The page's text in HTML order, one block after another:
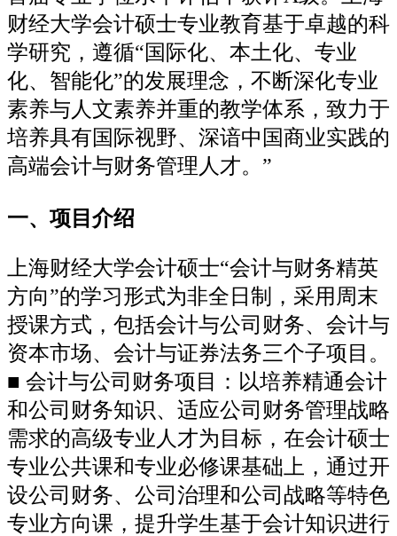
财经大学会计硕士专业教育基于卓越的科
学研究，遵循“国际化、本土化、专业
化、智能化”的发展理念，不断深化专业
素养与人文素养并重的教学体系，致力于
培养具有国际视野、深谙中国商业实践的
高端会计与财务管理人才。”
一、项目介绍
上海财经大学会计硕士“会计与财务精英
方向”的学习形式为非全日制，采用周末
授课方式，包括会计与公司财务、会计与
资本市场、会计与证券法务三个子项目。
■ 会计与公司财务项目：以培养精通会计
和公司财务知识、适应公司财务管理战略
需求的高级专业人才为目标，在会计硕士
专业公共课和专业必修课基础上，通过开
设公司财务、公司治理和公司战略等特色
专业方向课，提升学生基于会计知识进行